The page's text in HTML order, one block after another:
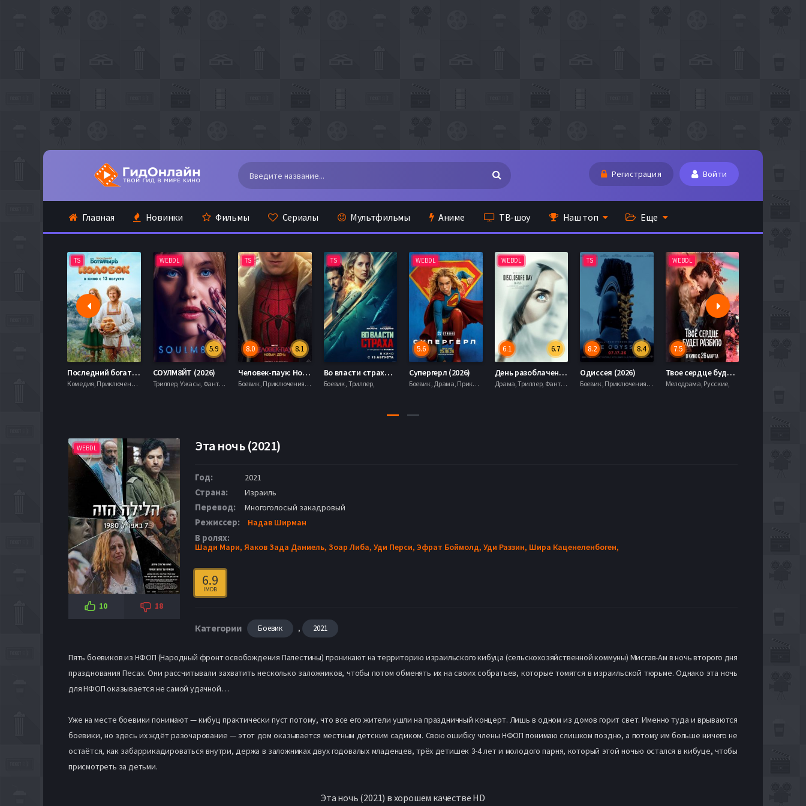
Регистрация Войти
Главная Новинки Фильмы Сериалы Мультфильмы Аниме ТВ-шоу Наш топ Еще
TS
Последний богатырь. Колобок (2026)
Комедия, Приключения, Фэнтези,
WEBDL
5.9
СОУЛМ8ЙТ (2026)
Триллер, Ужасы, Фантастика,
TS
8.1
8.0
Человек-паук: Новый день (2026)
Боевик , Приключения, Фантастика, Фэнтези,
TS
Во власти страха (2026)
Боевик , Триллер,
WEBDL
5.6
Супергерл (2026)
Боевик , Драма, Приключения, Фантастика,
WEBDL
6.7
6.1
День разоблачения (2026)
Драма, Триллер, Фантастика,
TS
8.4
8.2
Одиссея (2026)
Боевик , Приключения, Фэнтези,
WEBDL
7.5
Твое сердце будет разбито (2026)
Мелодрама, Русские,
WEBDL
10 18
Эта ночь (2021)
Год: 2021
Страна: Израиль
Перевод: Многоголосый закадровый
Режиссер: Надав Ширман
В ролях:
Шади Мари, Яаков Зада Даниель, Зоар Либа, Уди Перси, Эфрат Боймолд, Уди Раззин, Шира Каценеленбоген,
6.9
IMDB
Категории Боевик , 2021
Пять боевиков из НФОП (Народный фронт освобождения Палестины) проникают на территорию израильского кибуца (сельскохозяйственной коммуны) Мисгав-Ам в ночь второго дня
празднования Песах. Они рассчитывали захватить несколько заложников, чтобы потом обменять их на своих собратьев, которые томятся в израильской тюрьме. Однако эта ночь
для НФОП оказывается не самой удачной…
Уже на месте боевики понимают — кибуц практически пуст потому, что все его жители ушли на праздничный концерт. Лишь в одном из домов горит свет. Именно туда и врываются
боевики, но здесь их ждёт разочарование — этот дом оказывается местным детским садиком. Свою ошибку члены НФОП понимаю слишком поздно, а потому им больше ничего не
остаётся, как забаррикадироваться внутри, держа в заложниках двух годовалых младенцев, трёх детишек 3-4 лет и молодого парня, который этой ночью остался в кибуце, чтобы
присмотреть за детьми.
Эта ночь (2021) в хорошем качестве HD